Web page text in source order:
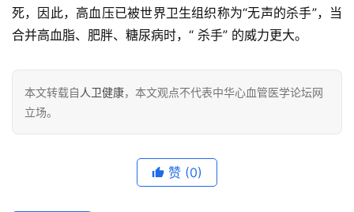
死，因此，高血压已被世界卫生组织称为“无声的杀手”，当
合并高血脂、肥胖、糖尿病时，“ 杀手” 的威力更大。
本文转载自 人卫健康，本文观点不代表中华心血管医学论坛网
立场。
赞 (0)